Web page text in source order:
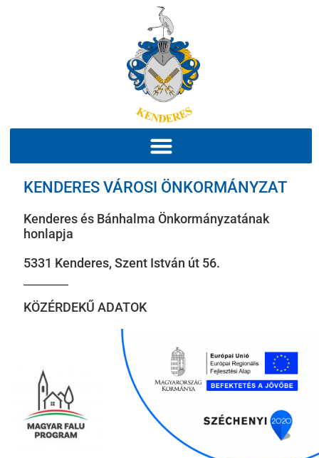
KENDERES VÁROSI ÖNKORMÁNYZAT
Kenderes és Bánhalma Önkormányzatának
honlapja
5331 Kenderes, Szent István út 56.
KÖZÉRDEKŰ ADATOK